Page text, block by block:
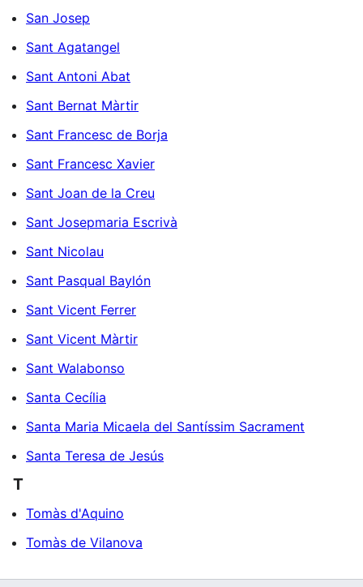
San Josep
Sant Agatangel
Sant Antoni Abat
Sant Bernat Màrtir
Sant Francesc de Borja
Sant Francesc Xavier
Sant Joan de la Creu
Sant Josepmaria Escrivà
Sant Nicolau
Sant Pasqual Baylón
Sant Vicent Ferrer
Sant Vicent Màrtir
Sant Walabonso
Santa Cecília
Santa Maria Micaela del Santíssim Sacrament
Santa Teresa de Jesús
T
Tomàs d'Aquino
Tomàs de Vilanova